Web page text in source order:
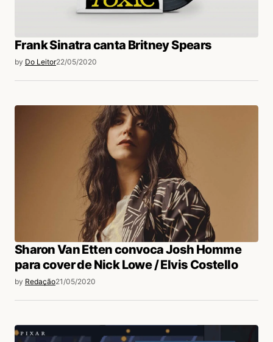
Frank Sinatra canta Britney Spears
by Do Leitor22/05/2020
Sharon Van Etten convoca Josh Homme
para cover de Nick Lowe / Elvis Costello
by Redação21/05/2020